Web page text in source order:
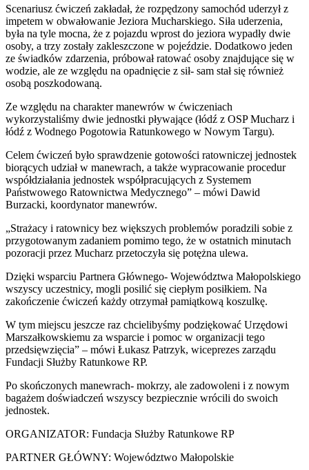
Scenariusz ćwiczeń zakładał, że rozpędzony samochód uderzył z
impetem w obwałowanie Jeziora Mucharskiego. Siła uderzenia,
była na tyle mocna, że z pojazdu wprost do jeziora wypadły dwie
osoby, a trzy zostały zakleszczone w pojeździe. Dodatkowo jeden
ze świadków zdarzenia, próbował ratować osoby znajdujące się w
wodzie, ale ze względu na opadnięcie z sił- sam stał się również
osobą poszkodowaną.
Ze względu na charakter manewrów w ćwiczeniach
wykorzystaliśmy dwie jednostki pływające (łódź z OSP Mucharz i
łódź z Wodnego Pogotowia Ratunkowego w Nowym Targu).
Celem ćwiczeń było sprawdzenie gotowości ratowniczej jednostek
biorących udział w manewrach, a także wypracowanie procedur
współdziałania jednostek współpracujących z Systemem
Państwowego Ratownictwa Medycznego” – mówi Dawid
Burzacki, koordynator manewrów.
„Strażacy i ratownicy bez większych problemów poradzili sobie z
przygotowanym zadaniem pomimo tego, że w ostatnich minutach
pozoracji przez Mucharz przetoczyła się potężna ulewa.
Dzięki wsparciu Partnera Głównego- Województwa Małopolskiego
wszyscy uczestnicy, mogli posilić się ciepłym posiłkiem. Na
zakończenie ćwiczeń każdy otrzymał pamiątkową koszulkę.
W tym miejscu jeszcze raz chcielibyśmy podziękować Urzędowi
Marszałkowskiemu za wsparcie i pomoc w organizacji tego
przedsięwzięcia” – mówi Łukasz Patrzyk, wiceprezes zarządu
Fundacji Służby Ratunkowe RP.
Po skończonych manewrach- mokrzy, ale zadowoleni i z nowym
bagażem doświadczeń wszyscy bezpiecznie wrócili do swoich
jednostek.
ORGANIZATOR: Fundacja Służby Ratunkowe RP
PARTNER GŁÓWNY: Województwo Małopolskie